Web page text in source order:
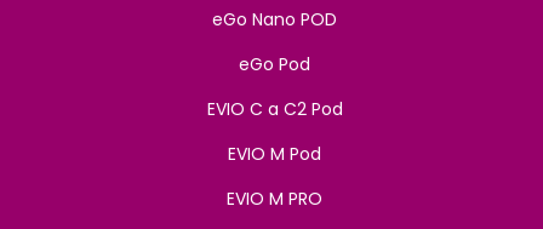
eGo Nano POD
eGo Pod
EVIO C a C2 Pod
EVIO M Pod
EVIO M PRO